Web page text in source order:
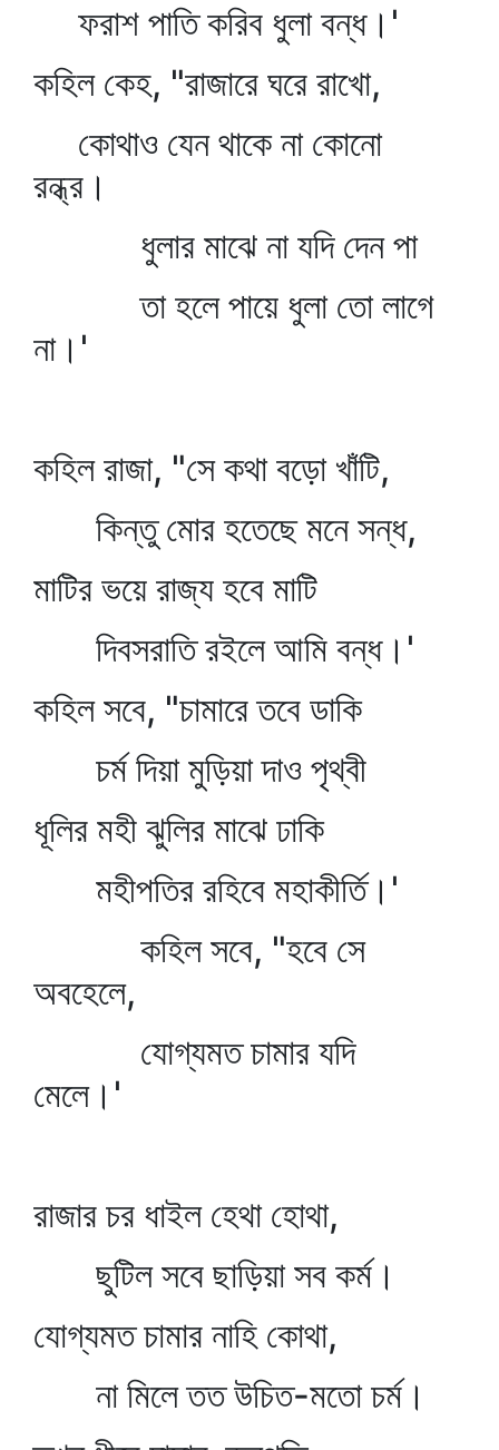
ফরাশ পাতি করিব ধুলা বন্ধ।'
কহিল কেহ, "রাজারে ঘরে রাখো,
কোথাও যেন থাকে না কোনো
রন্ধ্র।
ধুলার মাঝে না যদি দেন পা
তা হলে পায়ে ধুলা তো লাগে
না।'
কহিল রাজা, "সে কথা বড়ো খাঁটি,
কিন্তু মোর হতেছে মনে সন্ধ,
মাটির ভয়ে রাজ্য হবে মাটি
দিবসরাতি রইলে আমি বন্ধ।'
কহিল সবে, "চামারে তবে ডাকি
চর্ম দিয়া মুড়িয়া দাও পৃথ্বী
ধূলির মহী ঝুলির মাঝে ঢাকি
মহীপতির রহিবে মহাকীর্তি।'
কহিল সবে, "হবে সে
অবহেলে,
যোগ্যমত চামার যদি
মেলে।'
রাজার চর ধাইল হেথা হোথা,
ছুটিল সবে ছাড়িয়া সব কর্ম।
যোগ্যমত চামার নাহি কোথা,
না মিলে তত উচিত-মতো চর্ম।